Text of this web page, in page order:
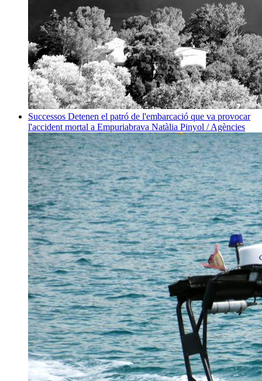
Successos Detenen el patró de l'embarcació que va provocar
l'accident mortal a Empuriabrava Natàlia Pinyol / Agències